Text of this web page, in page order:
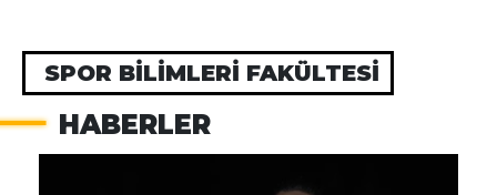
SPOR BİLİMLERİ FAKÜLTESİ
HABERLER